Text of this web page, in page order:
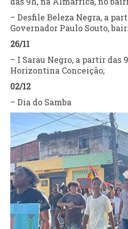
– Desfile Beleza Negra, a
Governador Paulo Souto,
26/11
– I Sarau Negro, a partir das
Horizontina Conceição;
02/12
– Dia do Samba